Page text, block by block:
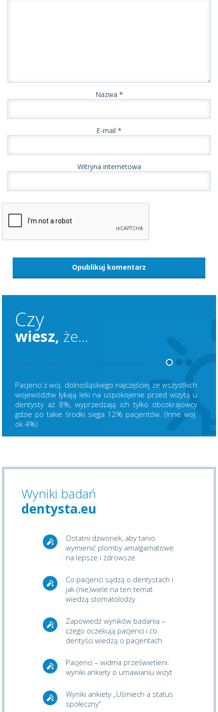
Nazwa *
E-mail *
Witryna internetowa
Czy
wiesz, że...
Pacjenci z woj. dolnośląskiego najczęściej ze wszystkich
województw łykają leki na uspokojenie przed wizytą u
dentysty aż 8%, wyprzedzają ich tylko obcokrajowcy
gdzie po takie środki sięga 12% pacjentów. (Inne woj.
ok 4%)
Wyniki badań
dentysta.eu
Ostatni dzwonek, aby tanio
wymienić plomby amalgamatowe
na lepsze i zdrowsze
Co pacjenci sądzą o dentystach i
jak (nie)wiele na ten temat
wiedzą stomatolodzy
Zapowiedź wyników badania –
czego oczekują pacjenci i co
dentyści wiedzą o pacjentach
Pacjenci – widma prześwietleni:
wyniki ankiety o umawianiu wizyt
Wyniki ankiety „Uśmiech a status
społeczny”